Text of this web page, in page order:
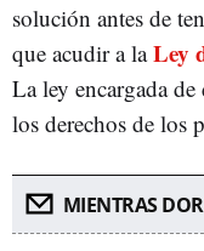
solución antes de
que acudir a laLey
La ley encargada
los derechos de los
MIENTRAS